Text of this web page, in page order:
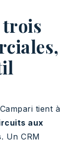
tient à
aux
. Un CRM